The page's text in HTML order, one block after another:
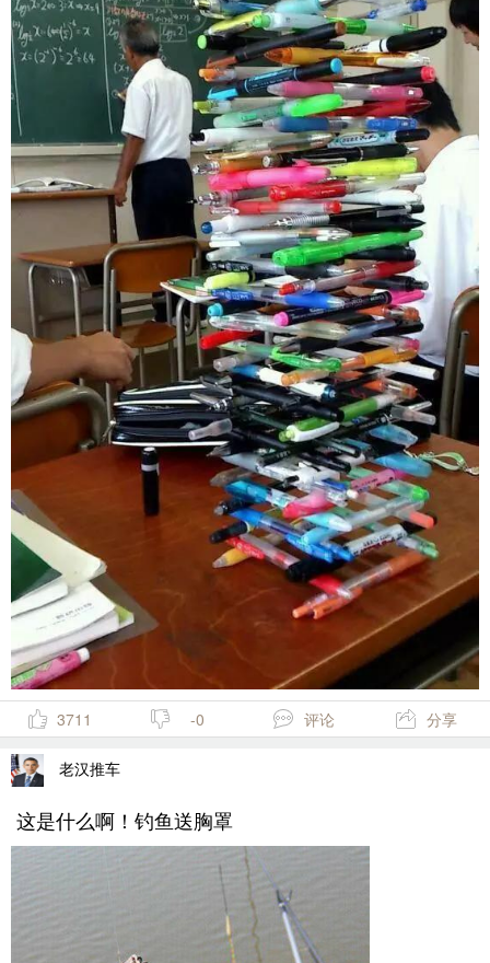
3711 -0 评论 分享
老汉推车
这是什么啊！钓鱼送胸罩